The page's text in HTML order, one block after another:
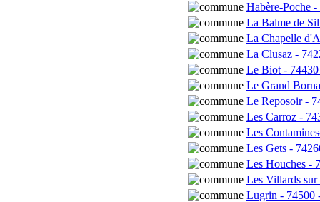
Habère-Poche
La Balme de
La Chapelle
La Clusaz -
Le Biot - 74430
Le Grand
Le Reposoir -
Les Carroz -
Les
Les Gets -
Les Houches -
Les Villards sur
Lugrin - 74500